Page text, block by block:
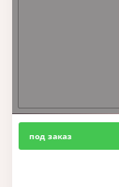
под заказ